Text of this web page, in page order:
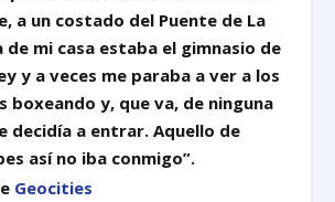
a un costado del Puente de La
de mi casa estaba el gimnasio de
y a veces me paraba a ver a los
boxeando y, que va, de ninguna
decidía a entrar. Aquello de
así no iba conmigo”.
Geocities